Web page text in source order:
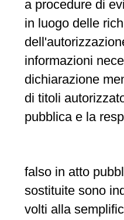
a procedure di
in luogo delle
informazioni
dichiarazione
di titoli
pubblica e la
falso in atto
sostituite sono
volti alla